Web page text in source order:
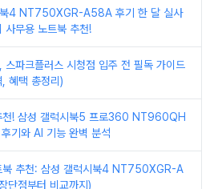
북4 NT750XGR-A58A 후기 한 달 실사
사무용 노트북 추천!
스파크플러스 시청점 입주 전 필독 가이드
혜택 총정리)
천! 삼성 갤럭시북5 프로360 NT960QH
기와 AI 기능 완벽 분석
북 추천: 삼성 갤럭시북4 NT750XGR-A
단점부터 비교까지)